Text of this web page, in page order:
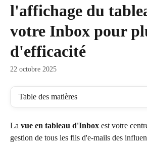
l'affichage du
votre Inbox pour
d'efficacité
22 octobre 2025
Table des matières
La vue en tableau d'Inbox est votre
gestion de tous les fils d'e-mails des